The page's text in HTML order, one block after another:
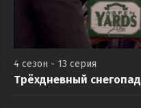
4 сезон - 13 серия
Трёхдневный снегопад